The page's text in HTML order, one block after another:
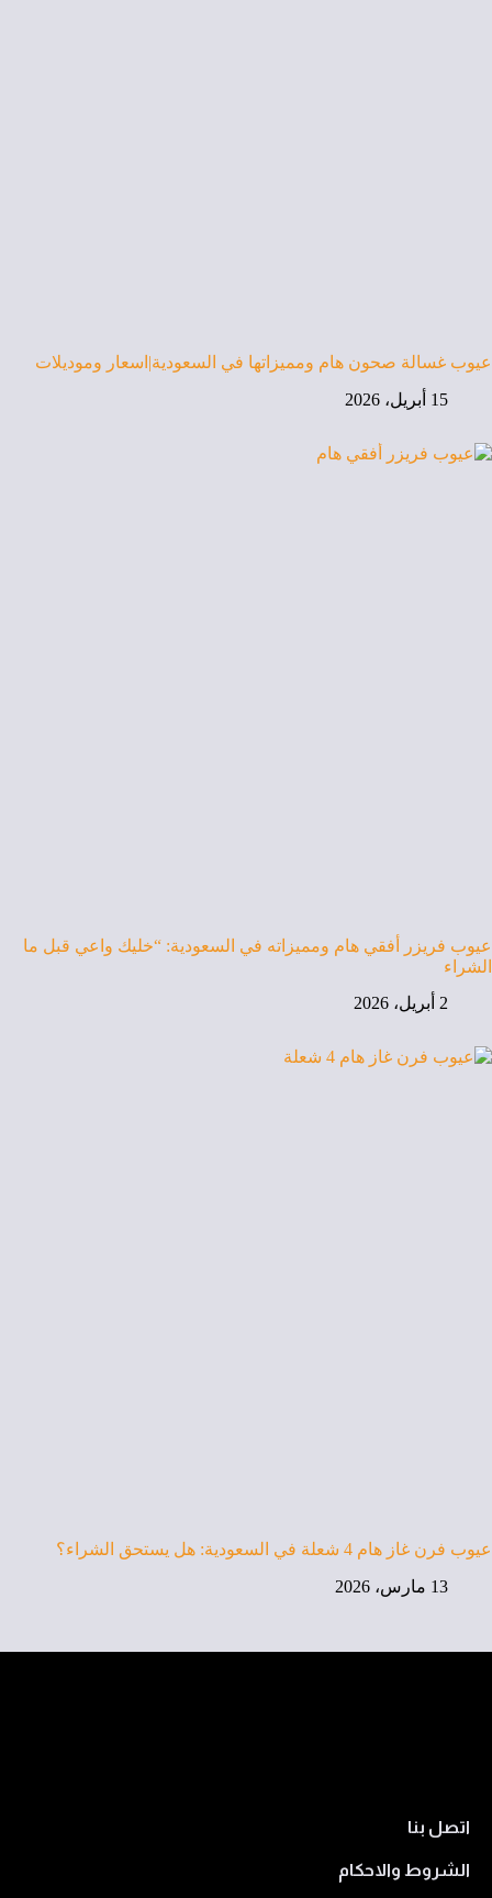
عيوب غسالة صحون هام ومميزاتها في السعودية|اسعار وموديلات
15 أبريل، 2026
عيوب فريزر أفقي هام ومميزاته في السعودية: “خليك واعي قبل ما
الشراء
2 أبريل، 2026
عيوب فرن غاز هام 4 شعلة في السعودية: هل يستحق الشراء؟
13 مارس، 2026
اتصل بنا
الشروط والاحكام